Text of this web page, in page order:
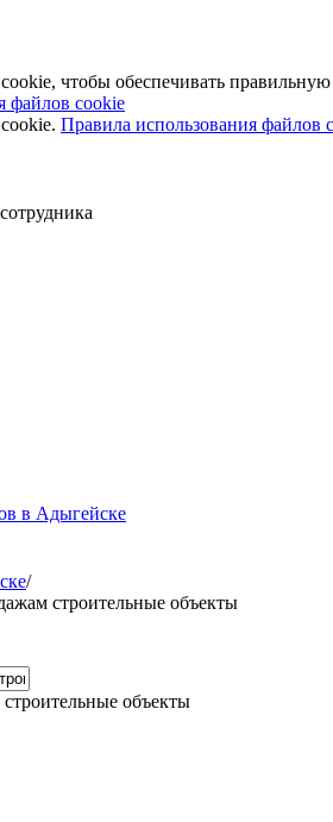
чтобы обеспечивать правильную
файлов cookie
Правила использования файлов
в Адыгейске
/
строительные объекты
объекты